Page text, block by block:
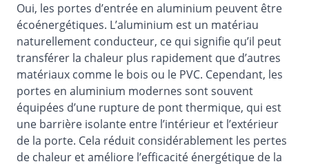
Oui, les portes d’entrée en aluminium peuvent être
écoénergétiques. L’aluminium est un matériau
naturellement conducteur, ce qui signifie qu’il peut
transférer la chaleur plus rapidement que d’autres
matériaux comme le bois ou le PVC. Cependant, les
portes en aluminium modernes sont souvent
équipées d’une rupture de pont thermique, qui est
une barrière isolante entre l’intérieur et l’extérieur
de la porte. Cela réduit considérablement les pertes
de chaleur et améliore l’efficacité énergétique de la